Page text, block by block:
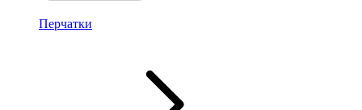
Перчатки